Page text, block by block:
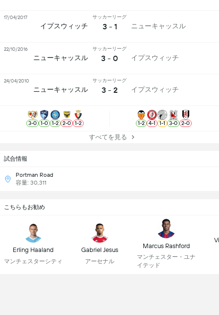
試合情報
Portman Road
容量: 30,311
イプスウィッチ
サッカーリーグ
3 - 1 ニューキャッスル
17/04/2017
ニューキャッスル
サッカーリーグ
3 - 0 イプスウィッチ
22/10/2016
ニューキャッスル
サッカーリーグ
3 - 2 イプスウィッチ
24/04/2010
3-0 1-0 1-2 2-0 1-2 1-2 4-1 1-1 3-0 2-0
すべてを見る
こちらもお勧め
Erling Haaland
マンチェスターシティ
Gabriel Jesus
アーセナル
Marcus Rashford
マンチェスター・ユナ
イテッド